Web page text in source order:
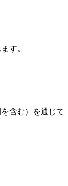
す。
含む）を通じて